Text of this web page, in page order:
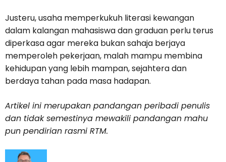
Justeru, usaha memperkukuh literasi kewangan
dalam kalangan mahasiswa dan graduan perlu terus
diperkasa agar mereka bukan sahaja berjaya
memperoleh pekerjaan, malah mampu membina
kehidupan yang lebih mampan, sejahtera dan
berdaya tahan pada masa hadapan.
Artikel ini merupakan pandangan peribadi penulis
dan tidak semestinya mewakili pandangan mahu
pun pendirian rasmi RTM.